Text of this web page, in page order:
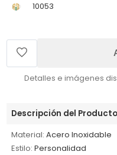
10053
Detalles e imágenes
Descripción del Producto
Material: Acero Inoxidable
Estilo: Personalidad